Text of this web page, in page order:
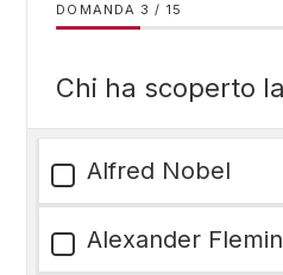
DOMANDA / 15
Chi ha scoperto
Alfred Nobel
Alexander